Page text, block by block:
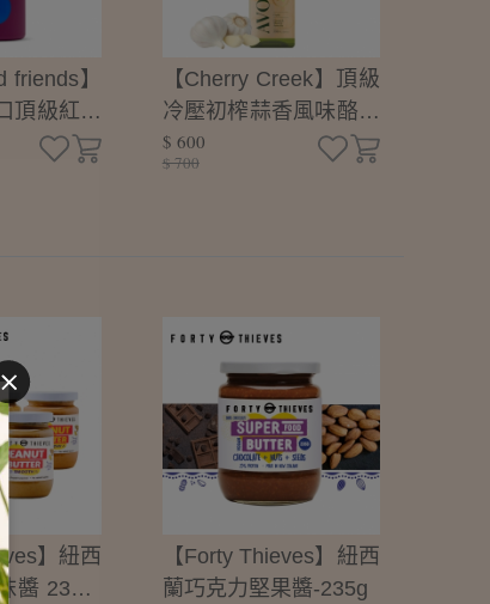
friends】
頂級紅巴
(無添
淋醬)
【Cherry Creek】頂級
冷壓初榨蒜香風味酪梨
油-250ml
$ 600
$ 700
】紐西
醬 235g-
【Forty Thieves】紐西
蘭巧克力堅果醬-235g